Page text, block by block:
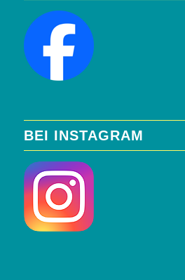
BEI INSTAGRAM